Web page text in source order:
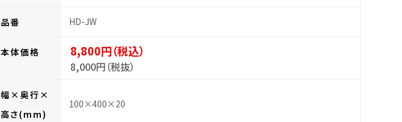
品番 HD-JW
本体価格 8,800円（税込）
8,000円（税抜）
幅×奥行×
高さ(mm)
100×400×20